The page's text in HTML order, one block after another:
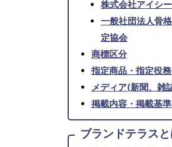
株式会社アイシ
一般社団法人骨
定協会
商標区分
指定商品・指定役
メディア(新聞、雑
掲載内容・掲載基
ブランドテラス